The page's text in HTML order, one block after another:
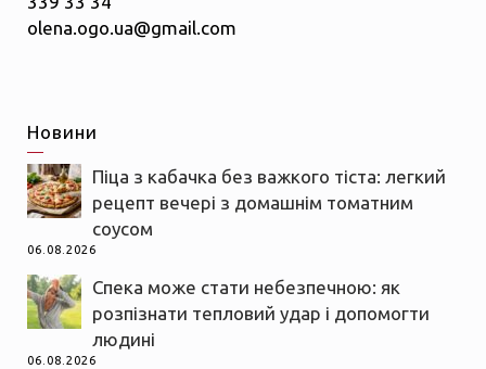
olena.ogo.ua@gmail.com
Новини
Піца з кабачка без важкого тіста: легкий
рецепт вечері з домашнім томатним
соусом
06.08.2026
Спека може стати небезпечною: як
розпізнати тепловий удар і допомогти
людині
06.08.2026